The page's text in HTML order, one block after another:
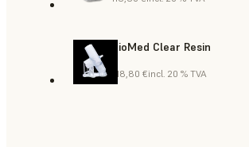
BioMed Clear Resin
418,80 €incl. 20 % TVA